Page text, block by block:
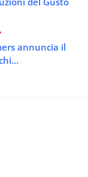
annuncia il